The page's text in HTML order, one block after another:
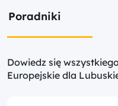
Poradniki
Dowiedz się
Europejskie dla